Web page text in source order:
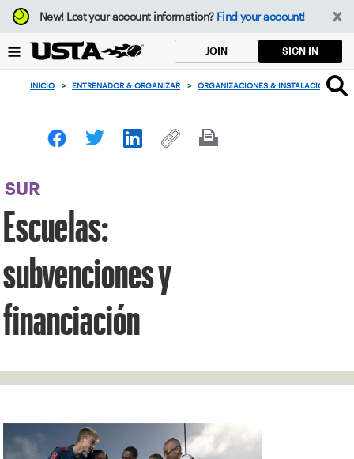
Enfoque
desde
botón
volver
principio
New!Lost your account information? Find your account!
JOIN SIGN IN
INICIO > ENTRENADOR & ORGANIZAR > ORGANIZACIONES & INSTALACIONES
SUR
Escuelas:
subvenciones y
financiación